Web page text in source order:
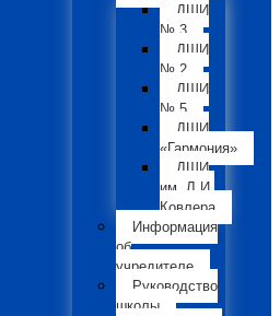
ДШИ
№ 3
ДШИ
№ 2
ДШИ
№ 5
ДШИ
«Гармония»
ДШИ
им. Л.И.
Ковлера
Информация
об
учредителе
Руководство
школы